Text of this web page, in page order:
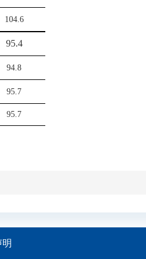
104.6
95.4
94.8
95.7
95.7
明